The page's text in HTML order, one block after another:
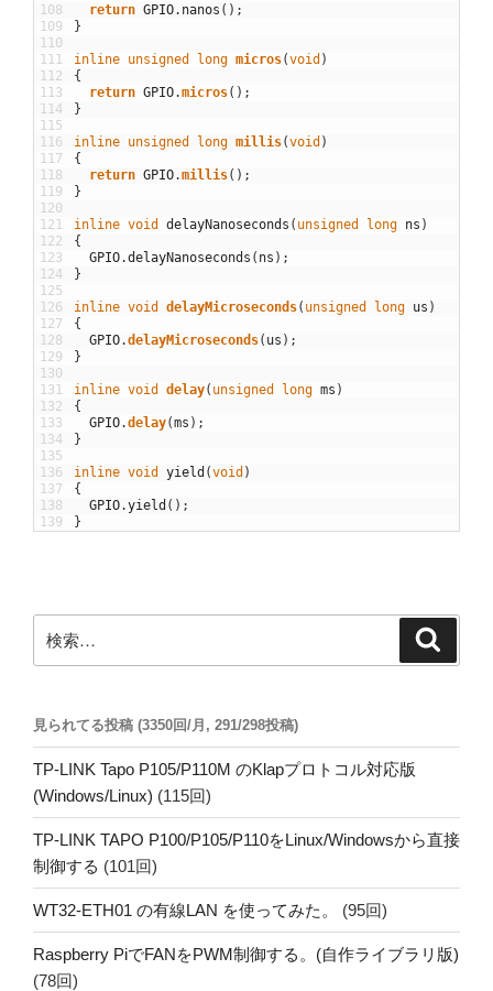
108
109
110
111
112
113
114
115
116
117
118
119
120
121
122
123
124
125
126
127
128
129
130
131
132
133
134
135
136
137
138
139
return GPIO. nanos ( ) ;
}
inline unsigned long micros(void )
{
return GPIO.micros( ) ;
}
inline unsigned long millis(void )
{
return GPIO.millis( ) ;
}
inline void delayNanoseconds ( unsigned long ns )
{
GPIO.delayNanoseconds ( ns ) ;
}
inline void delayMicroseconds( unsigned long us )
{
GPIO.delayMicroseconds( us ) ;
}
inline void delay( unsigned long ms )
{
GPIO.delay(ms ) ;
}
inline void yield (void )
{
GPIO.yield ( ) ;
}
索:
見られてる投稿 (3350回/月, 291/298投稿)
TP-LINK Tapo P105/P110M のKlapプロトコル対応版
(Windows/Linux) (115回)
TP-LINK TAPO P100/P105/P110をLinux/Windowsから直接
制御する (101回)
WT32-ETH01 の有線LAN を使ってみた。 (95回)
Raspberry PiでFANをPWM制御する。(自作ライブラリ版)
(78回)